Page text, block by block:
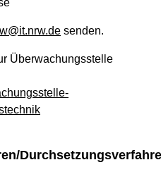
senden.
Überwachungsstelle